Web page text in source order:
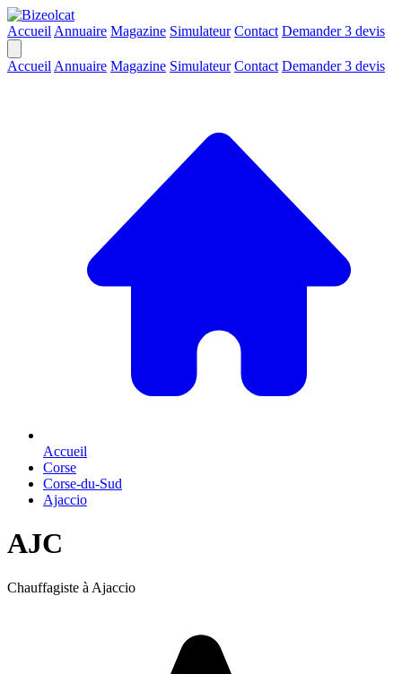
Accueil Annuaire Magazine Simulateur Contact Demander 3 devis
Accueil Annuaire Magazine Simulateur Contact Demander 3 devis
Accueil
Corse
Corse-du-Sud
Ajaccio
AJC
Chauffagiste à Ajaccio